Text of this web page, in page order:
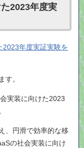
2023年度実
2023年度実証実験を
す。
実装に向けた2023
、円滑で効率的な移
の社会実装に向け